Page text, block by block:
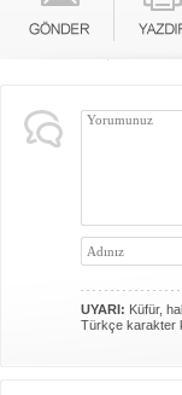
UYARI: Küfür,
Türkçe karakter